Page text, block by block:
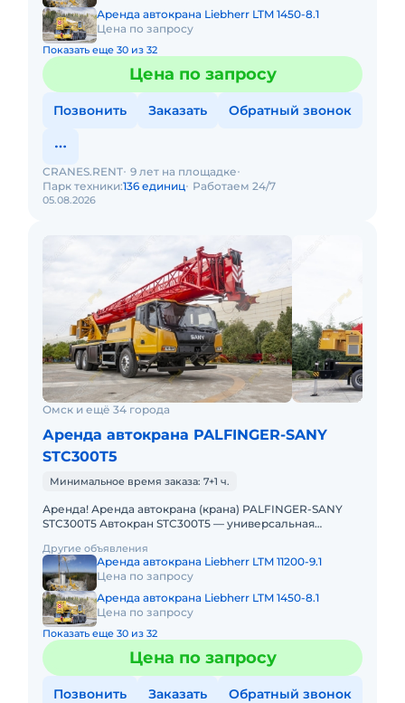
Аренда автокрана Liebherr LTM 1450-8.1
Цена по запросу
Показать еще 30 из 32
Цена по запросу
Позвонить Заказать Обратный звонок
05.08.2026
CRANES.RENT 9 лет на площадке
Парк техники:136 единиц Работаем 24/7
Омск и ещё 34 города
Аренда автокрана PALFINGER-SANY
STC300T5
Минимальное время заказа: 7+1 ч.
Аренда! Аренда автокрана (крана) PALFINGER-SANY
STC300T5 Автокран STC300T5 — универсальная
строительства и ремон
Другие объявления
Аренда автокрана Liebherr LTM 11200-9.1
Цена по запросу
Аренда автокрана Liebherr LTM 1450-8.1
Цена по запросу
Показать еще 30 из 32
Цена по запросу
Позвонить Заказать Обратный звонок